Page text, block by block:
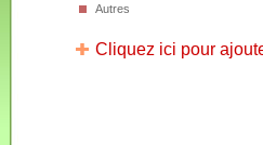
Autres
Cliquez ici pour